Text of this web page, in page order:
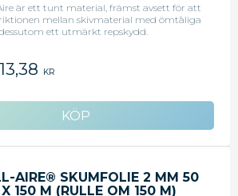
är ett tunt material, främst avsett för att
mellan skivmaterial med ömtåliga
ett utmärkt repskydd.
KR
AIRE® SKUMFOLIE 2 MM 50
150 M (RULLE OM 150 M)